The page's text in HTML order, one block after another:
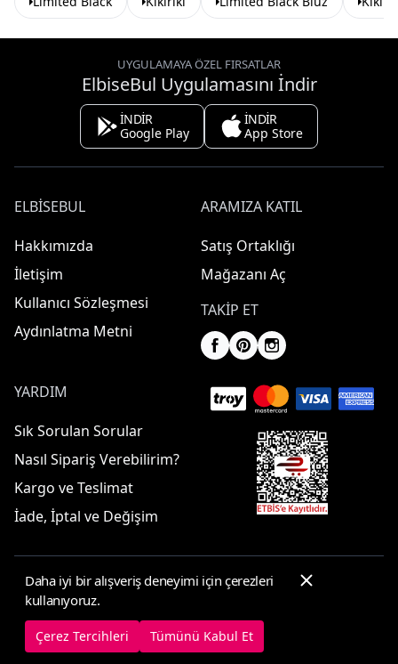
UYGULAMAYA ÖZEL FIRSATLAR
ElbiseBul Uygulamasını İndir
İNDİR
Google Play
İNDİR
App Store
ELBISEBUL
Hakkımızda
İletişim
Kullanıcı Sözleşmesi
Aydınlatma Metni
ARAMIZA KATIL
Satış Ortaklığı
Mağazanı Aç
TAKIP ET
YARDIM
Sık Sorulan Sorular
Nasıl Sipariş Verebilirim?
Kargo ve Teslimat
İade, İptal ve Değişim
© 2025 ElbiseBul -
Çerez Tercihleri Çerez Politikası
Daha iyi bir alışveriş deneyimi için çerezleri
kullanıyoruz.
Çerez Tercihleri Tümünü Kabul Et